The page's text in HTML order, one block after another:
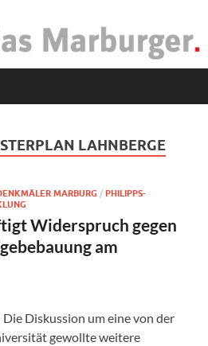
LAHNBERGE
MARBURG / PHILIPPS-
Widerspruch gegen
am
Diskussion um eine von der
gewollte weitere